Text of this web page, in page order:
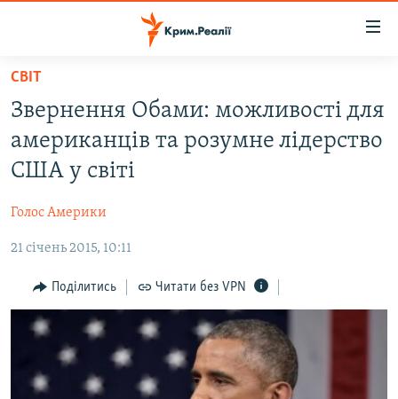
Перейти
основного
матеріалу
Перейти
до
основної
Перейти
пошуку
ВОДА.КРИМ
ВІДЕО ТА ФОТО
БЛОГИ
ПОГЛЯД
ІНТЕРВ'Ю
ВСЕ ЗА ДЕНЬ
СПЕЦПРОЕКТИ
ДЕПОРТАЦІЯ
ЯК ОБІЙТИ БЛОКУВАННЯ
СВІТ
Звернення Обами: можливості для
американців та розумне лідерство
США у світі
Голос Америки
21 січень 2015, 10:11
Поділитись Читати без VPN